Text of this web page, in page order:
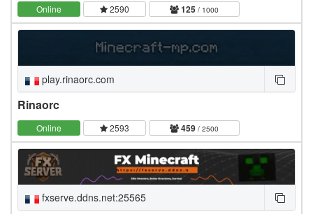
Online 2590 125 / 1000
play.rinaorc.com
Rinaorc
Online 2593 459 / 2500
fxserve.ddns.net:25565